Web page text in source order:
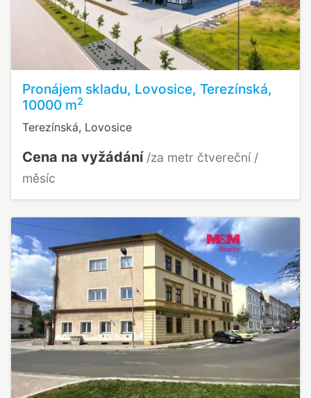
Pronájem skladu, Lovosice, Terezínská,
10000 m2
Terezínská, Lovosice
Cena na vyžádání /za metr čtvereční /
měsíc